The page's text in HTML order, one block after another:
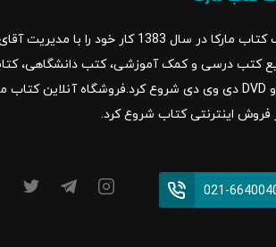
بانک کتاب مارکا در سال 1383 کار
فروش اینترنتی کتاب شروع کرد.
021-